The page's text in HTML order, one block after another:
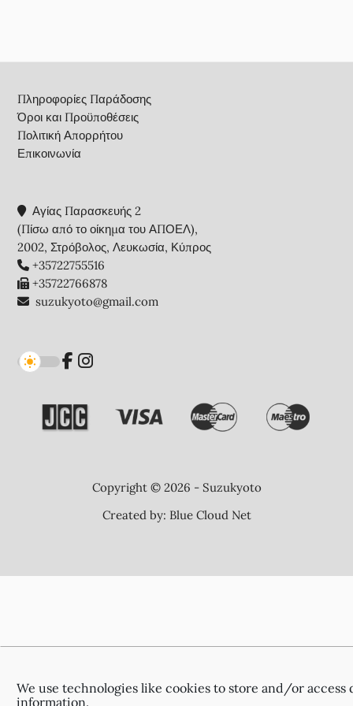
We use technologies like cookies to store and/or access
information.
Πληροφορίες Παράδοσης
Όροι και Προϋποθέσεις
Πολιτική Απορρήτου
Επικοινωνία
Αγίας Παρασκευής 2
(Πίσω από το οίκημα του ΑΠΟΕΛ),
2002, Στρόβολος, Λευκωσία, Κύπρος
+35722755516
+35722766878
suzukyoto@gmail.com
Copyright © 2026 - Suzukyoto
Created by: Blue Cloud Net